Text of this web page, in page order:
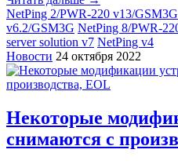
NetPing 2/PWR-220 v13/GSM3G
v6.2/GSM3G NetPing 8/PWR-
server solution v7 NetPing v4
Новости 24 октября 2022
Некоторые
снимаются с